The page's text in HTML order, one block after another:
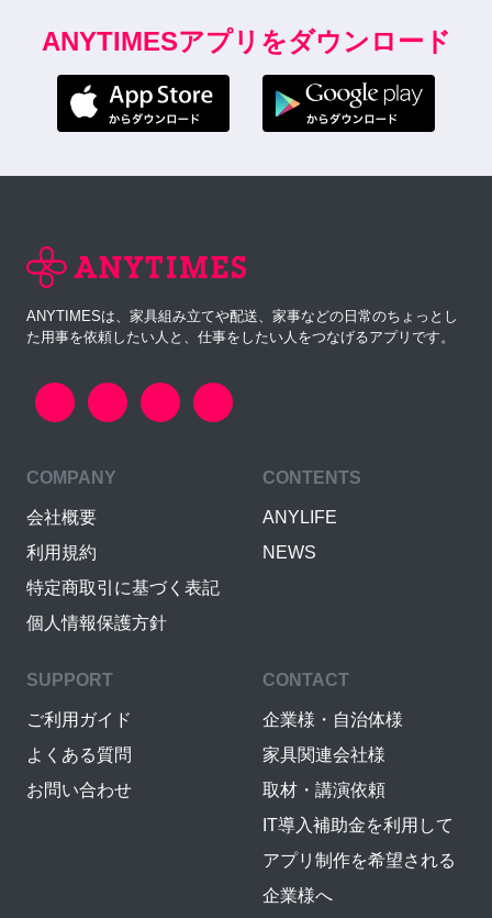
ANYTIMESアプリをダウンロード
ANYTIMESは、家具組み立てや配送、家事などの日常のちょっとし
た用事を依頼したい人と、仕事をしたい人をつなげるアプリです。
COMPANY
会社概要
利用規約
特定商取引に基づく表記
個人情報保護方針
CONTENTS
ANYLIFE
NEWS
SUPPORT
ご利用ガイド
よくある質問
お問い合わせ
CONTACT
企業様・自治体様
家具関連会社様
取材・講演依頼
IT導入補助金を利用して
アプリ制作を希望される
企業様へ